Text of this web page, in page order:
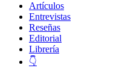
Artículos
Entrevistas
Reseñas
Editorial
Librería
👇